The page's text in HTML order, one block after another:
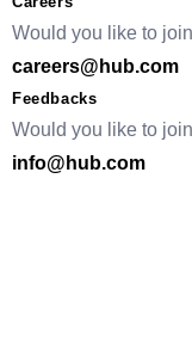
Would you like to
careers@hub.com
Feedbacks
Would you like to
info@hub.com